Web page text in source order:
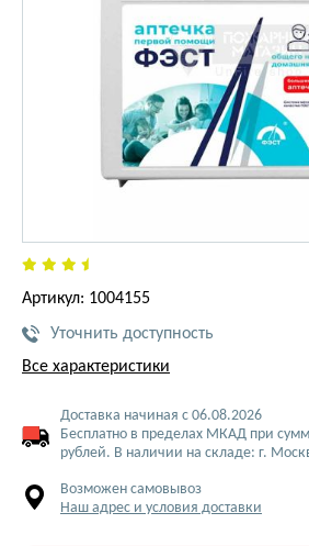
Артикул: 1004155
Уточнить доступность
Все характеристики
Доставка начиная с 06.08.2026
Бесплатно в пределах МКАД при
рублей. В наличии на складе: г.
Возможен самовывоз
Наш адрес и условия доставки